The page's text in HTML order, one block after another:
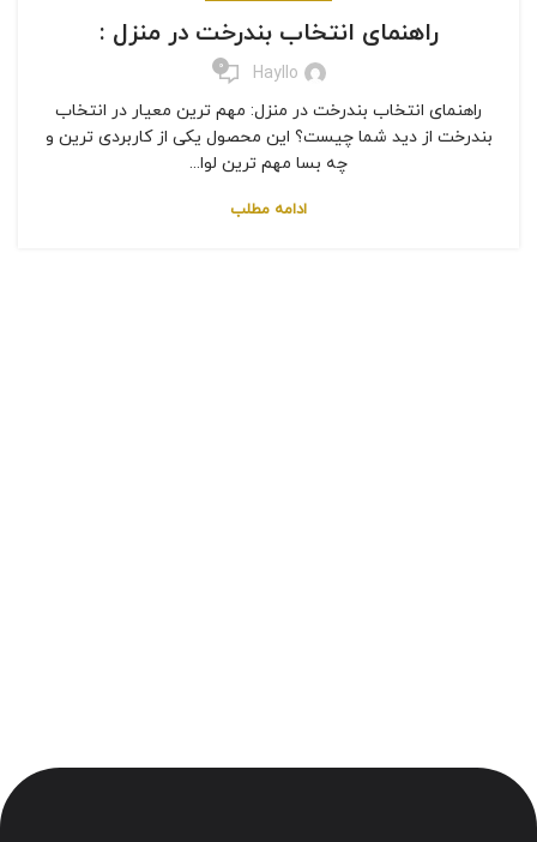
راهنمای انتخاب بندرخت در منزل :
Hayllo
0
راهنمای انتخاب بندرخت در منزل: مهم ترین معیار در انتخاب
بندرخت از دید شما چیست؟ این محصول یکی از کاربردی ترین و
چه بسا مهم ترین لوا...
ادامه مطلب